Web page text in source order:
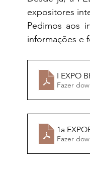
expositores
Pedimos aos
informações e
I EXPO
Fazer
1a
Fazer